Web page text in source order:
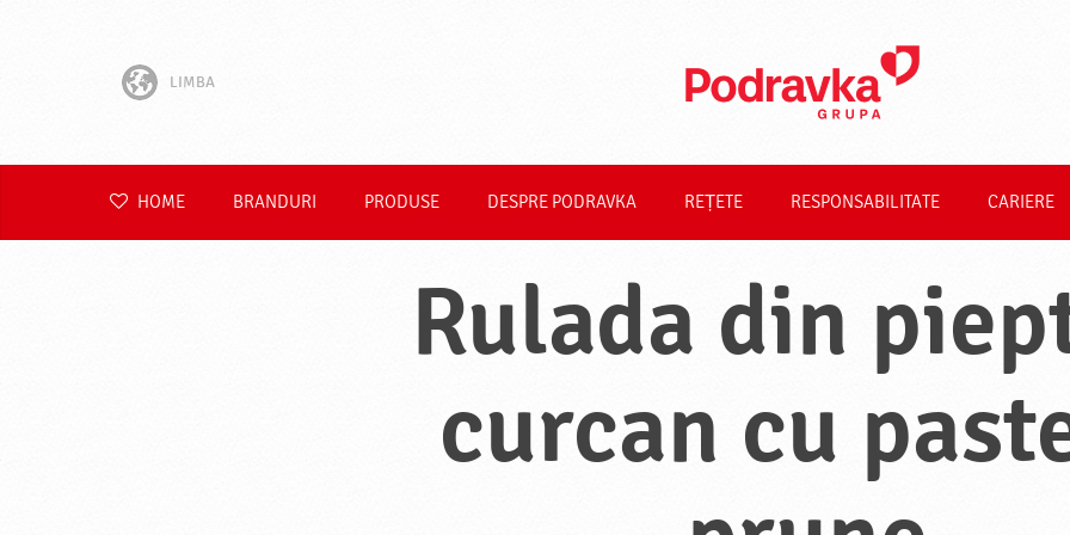
LIMBA
Hrvatski
HOME BRANDURI PRODUSE DESPRE PODRAVKA REȚETE RESPONSABILITATE CARIERE
Rulada din
curcan cu